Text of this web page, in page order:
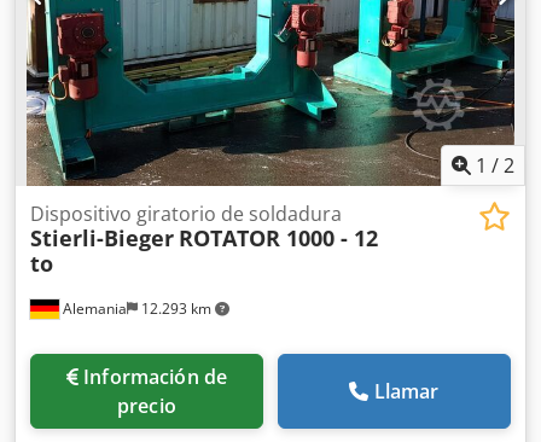
mm. Velocidad: 0,5 RPM. Diámetro del plato de sujeción:
900 mm. Movimiento de rotación: 2 x 2,2 kW. Par de
torsión: 18.950 Nm. La máquina también se ofrece de
forma individual como modelo mono (más económico).
Djdpfx Akswtq Dtolowa Opcionalmente, con brida
articulada (brida de cardán).
1 /2
Alemania 12.293 km
Dispositivo giratorio de soldadura
Stierli-Bieger ROTATOR 1000 - 12
to
Información de
precio
Llamar